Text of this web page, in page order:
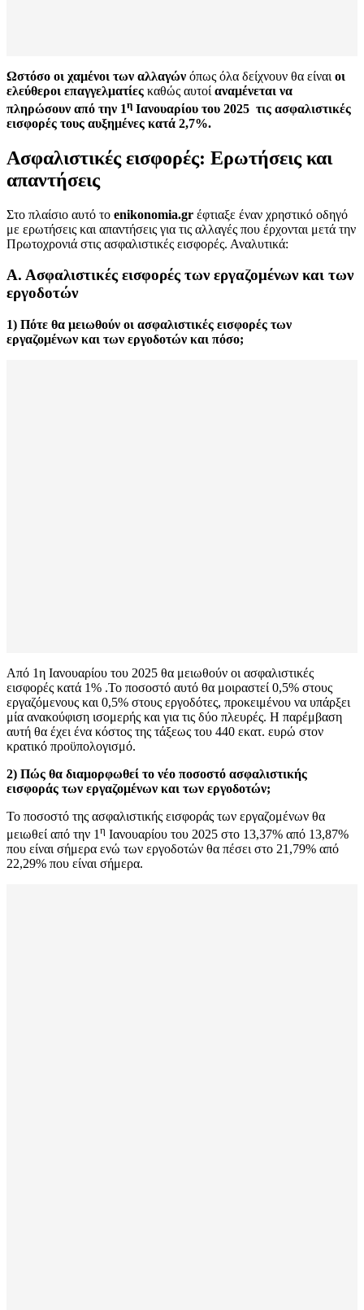
Ωστόσο οι χαμένοι των αλλαγών όπως όλα δείχνουν θα είναι οι
ελεύθεροι επαγγελματίες καθώς αυτοί αναμένεται να
πληρώσουν από την 1η Ιανουαρίου του 2025 τις ασφαλιστικές
εισφορές τους αυξημένες κατά 2,7%.
Ασφαλιστικές εισφορές: Ερωτήσεις και
απαντήσεις
Στο πλαίσιο αυτό το enikonomia.gr έφτιαξε έναν χρηστικό οδηγό
με ερωτήσεις και απαντήσεις για τις αλλαγές που έρχονται μετά την
Πρωτοχρονιά στις ασφαλιστικές εισφορές. Αναλυτικά:
Α. Ασφαλιστικές εισφορές των εργαζομένωνκαι των
εργοδοτών
1) Πότε θα μειωθούν οι ασφαλιστικές εισφορές των
εργαζομένων και των εργοδοτών και πόσο;
Από 1η Ιανουαρίου του 2025 θα μειωθούν οι ασφαλιστικές
εισφορές κατά 1% .Το ποσοστό αυτό θα μοιραστεί 0,5% στους
εργαζόμενους και 0,5% στους εργοδότες, προκειμένου να υπάρξει
μία ανακούφιση ισομερής και για τις δύο πλευρές. Η παρέμβαση
αυτή θα έχει ένα κόστος της τάξεως του 440 εκατ. ευρώ στον
κρατικό προϋπολογισμό.
2) Πώς θα διαμορφωθεί το νέο ποσοστό ασφαλιστικής
εισφοράς των εργαζομένων και των εργοδοτών;
Το ποσοστό της ασφαλιστικής εισφοράς των εργαζομένων θα
μειωθεί από την 1η Ιανουαρίου του 2025 στο 13,37% από 13,87%
που είναι σήμερα ενώ των εργοδοτών θα πέσει στο 21,79% από
22,29% που είναι σήμερα.